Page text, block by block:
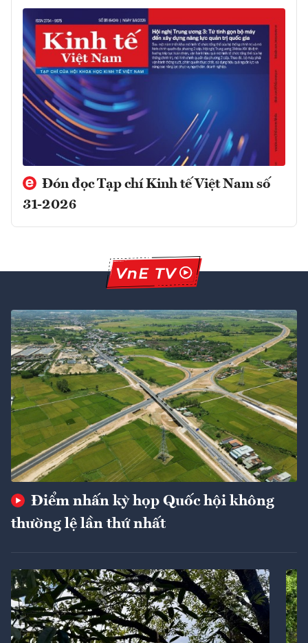
Đón đọc Tạp chí Kinh tế Việt Nam số
31-2026
Điểm nhấn kỳ họp Quốc hội không
thường lệ lần thứ nhất